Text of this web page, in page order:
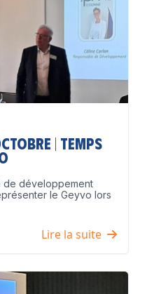
| Temps
de développement
le Geyvo lors
Lire la suite